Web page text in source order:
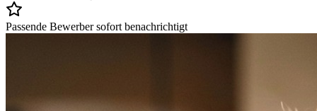
Passende Bewerber sofort benachrichtigt